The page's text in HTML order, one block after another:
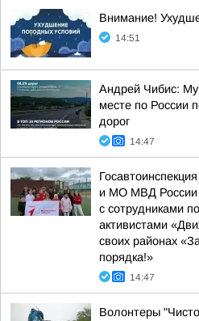
Внимание!
14:51
Андрей Чибис:
месте по России
дорог
14:47
и МО МВД России
с сотрудниками
активистами
своих районах
порядка!»
14:47
Волонтеры